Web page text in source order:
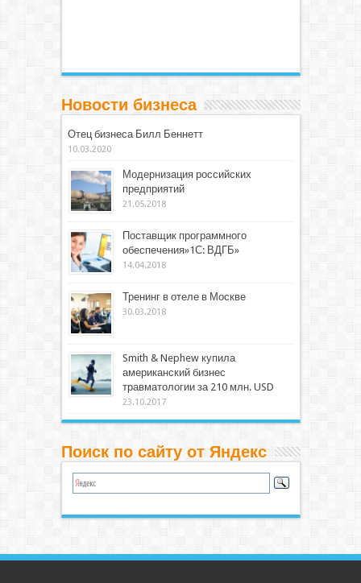
Новости бизнеса
Отец бизнеса Билл Беннетт
10.03.2020
Модернизация российских
предприятий
21.05.2018
Поставщик программного
обеспечения»1С: ВДГБ»
14.04.2018
Тренинг в отеле в Москве
30.03.2018
Smith & Nephew купила
американский бизнес
травматологии за 210 млн. USD
23.10.2017
Поиск по сайту от Яндекс